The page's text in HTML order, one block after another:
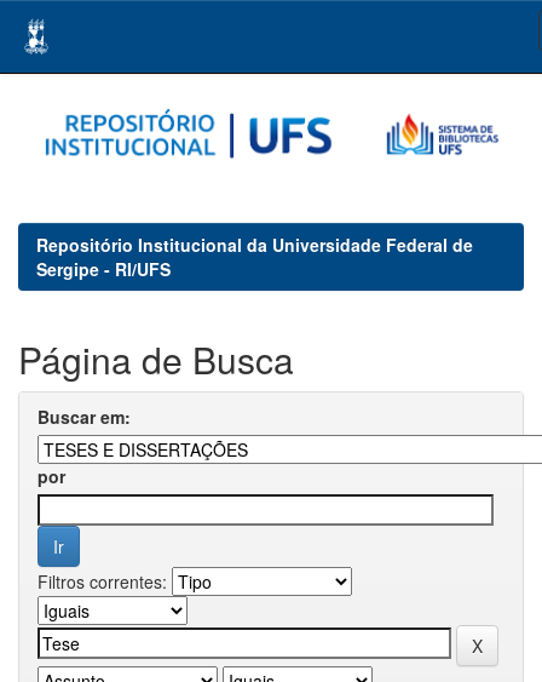
navigation
Repositório Institucional da Universidade Federal de
Sergipe - RI/UFS
Página de Busca
Buscar em:
por
Filtros correntes: